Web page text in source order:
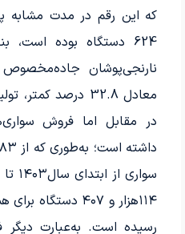
624 دستگاه بوده‌
معادل 32.8‌ درصد
در مقابل اما فروش
۱۱۴‌هزار و ۴۰۷